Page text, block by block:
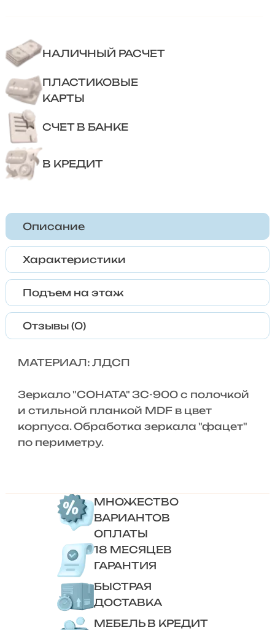
НАЛИЧНЫЙ РАСЧЕТ
ПЛАСТИКОВЫЕ
КАРТЫ
СЧЕТ В БАНКЕ
В КРЕДИТ
Описание
Характеристики
Подъем на этаж
Отзывы (0)
МАТЕРИАЛ: ЛДСП
Зеркало "СОНАТА" ЗС-900 с полочкой
и стильной планкой MDF в цвет
корпуса. Обработка зеркала "фацет"
по периметру.
МНОЖЕСТВО
ВАРИАНТОВ
ОПЛАТЫ
18 МЕСЯЦЕВ
ГАРАНТИЯ
БЫСТРАЯ
ДОСТАВКА
МЕБЕЛЬ В КРЕДИТ